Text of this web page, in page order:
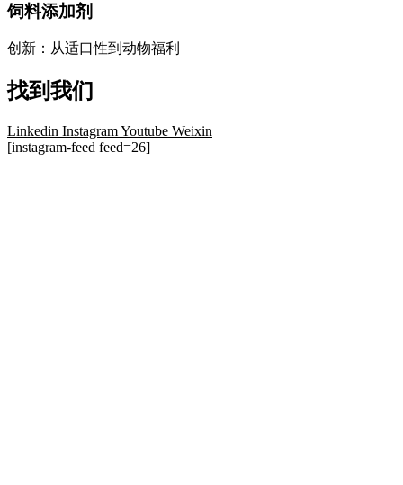
饲料添加剂
创新：从适口性到动物福利
找到我们
Linkedin InstagramYoutube Weixin
[instagram-feed feed=26]